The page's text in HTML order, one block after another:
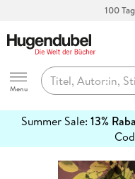
100
Hugendubel
Menu
Summer Sale: 13%
erfahren